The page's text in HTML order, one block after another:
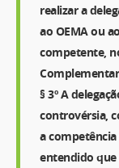
realizar a
ao OEMA ou
competente,
Complementar
§ 3º A
controvérsia,
a
entendido que